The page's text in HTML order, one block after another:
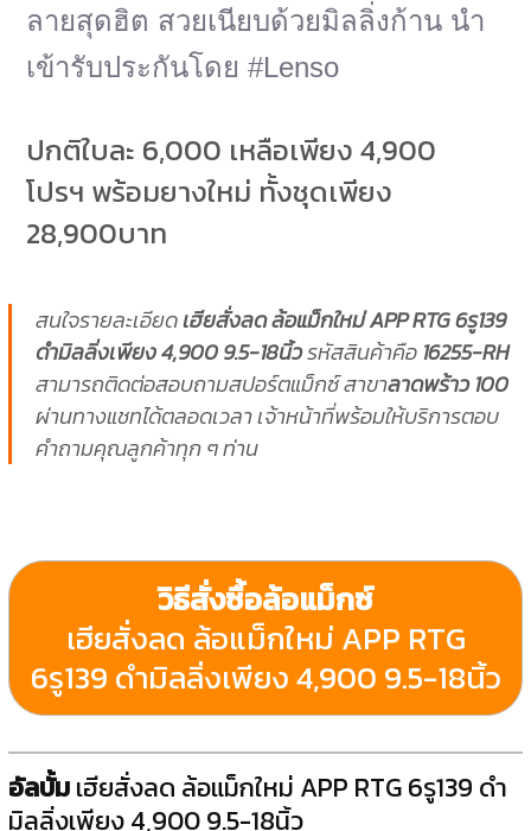
ลายสุดฮิต สวยเนียบด้วยมิลลิ่งก้าน นำ
เข้ารับประกันโดย #Lenso
ปกติใบละ 6,000 เหลือเพียง 4,900
โปรฯ พร้อมยางใหม่ ทั้งชุดเพียง
28,900บาท
สนใจรายละเอียดเฮียสั่งลด ล้อแม็กใหม่ APP RTG 6รู139
ดำมิลลิ่งเพียง 4,900 9.5-18นิ้วรหัสสินค้าคือ 16255-RH
สามารถติดต่อสอบถามสปอร์ตแม็กซ์ สาขาลาดพร้าว 100
ผ่านทางแชทได้ตลอดเวลา เจ้าหน้าที่พร้อมให้บริการตอบ
คำถามคุณลูกค้าทุก ๆ ท่าน
วิธีสั่งซื้อล้อแม็กซ์
เฮียสั่งลด ล้อแม็กใหม่ APP RTG
6รู139 ดำมิลลิ่งเพียง 4,900 9.5-18นิ้ว
อัลบั้มเฮียสั่งลด ล้อแม็กใหม่ APP RTG 6รู139 ดำ
มิลลิ่งเพียง 4,900 9.5-18นิ้ว